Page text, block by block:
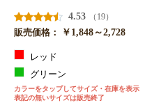
4.53
（19）
販売価格：
￥1,848～2,728
レッド
グリーン
カラーをタップしてサイズ・在庫を表示
表記の無いサイズは販売終了